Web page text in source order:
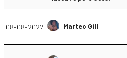
08-08-2022 Marteo Gill